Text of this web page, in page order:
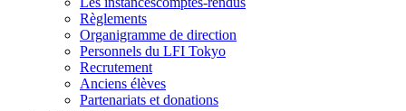
Règlements
Organigramme de direction
Personnels du LFI Tokyo
Recrutement
Anciens élèves
Partenariats et donations